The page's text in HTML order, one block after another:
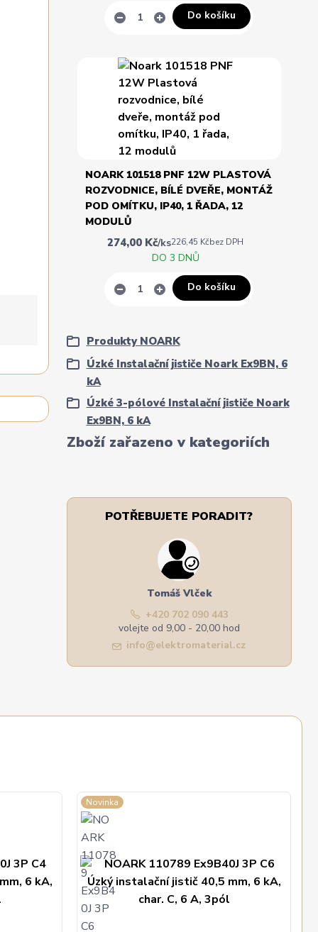
Zboží zařazeno v kategoriích
Produkty NOARK
Úzké Instalační jističe Noark Ex9BN, 6
kA
Úzké 3-pólové Instalační jističe Noark
Ex9BN, 6 kA
Do košíku
NOARK 101518 PNF 12W PLASTOVÁ
ROZVODNICE, BÍLÉ DVEŘE, MONTÁŽ
POD OMÍTKU, IP40, 1 ŘADA, 12
MODULŮ
274,00 Kč/ks226,45 Kčbez DPH
DO 3 DNŮ
Do košíku
POTŘEBUJETE PORADIT?
Tomáš Vlček
+420 702 090 443
volejte od 9,00 - 20,00 hod
info@elektromaterial.cz
Novinka